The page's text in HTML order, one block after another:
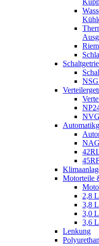
Motorteile
2,8
3,8
3,0
3,6
Lenkung